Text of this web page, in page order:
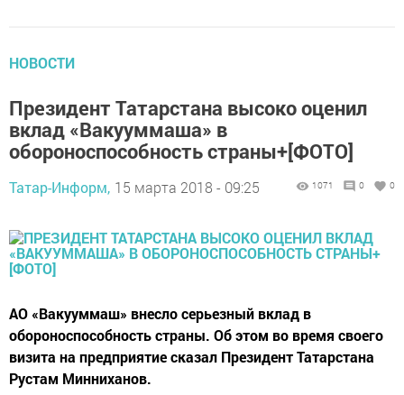
НОВОСТИ
Президент Татарстана высоко оценил
вклад «Вакууммаша» в
обороноспособность страны+[ФОТО]
Татар-Информ, 15 марта 2018 - 09:25 1071 0 0
АО «Вакууммаш» внесло серьезный вклад в
обороноспособность страны. Об этом во время своего
визита на предприятие сказал Президент Татарстана
Рустам Минниханов.